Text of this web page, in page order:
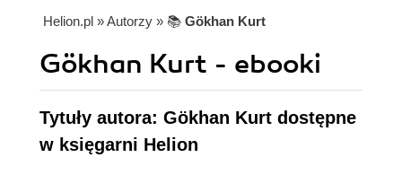
Helion.pl » Autorzy » 📚 Gökhan Kurt
Gökhan Kurt - ebooki
Tytuły autora: Gökhan Kurt dostępne
w księgarni Helion